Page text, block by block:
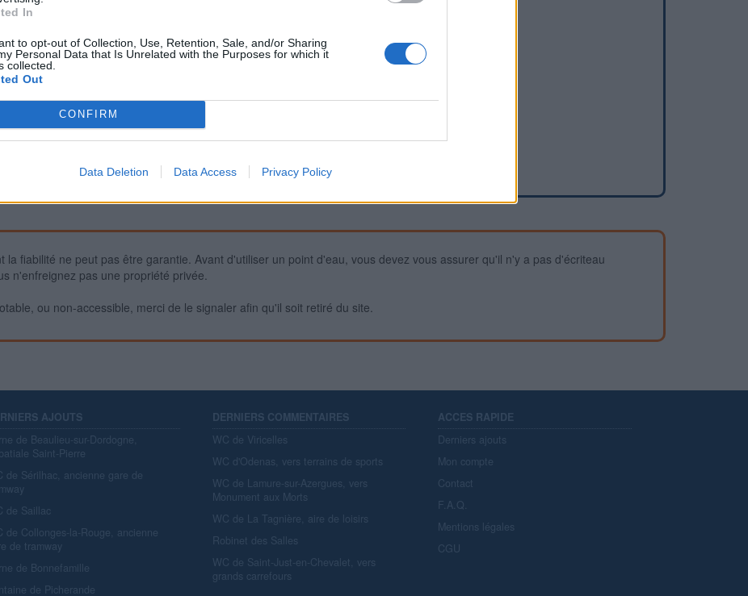
In
to opt-out of Collection, Use, Retention, Sale, and/or Sharing
Personal Data that Is Unrelated with the Purposes for which it
collected.
Out
CONFIRM
Data Deletion Data Access Privacy Policy
fiabilité ne peut pas être garantie. Avant d'utiliser un point d'eau, vous devez vous assurer qu'il n'y a pas d'écriteau
n'enfreignez pas une propriété privée.
ou non-accessible, merci de le signaler afin qu'il soit retiré du site.
AJOUTS
de Beaulieu-sur-Dordogne,
Saint-Pierre
de Sérilhac, ancienne gare de
de Saillac
de Collonges-la-Rouge, ancienne
de tramway
de Bonnefamille
de Picherande
DERNIERS COMMENTAIRES
WC de Viricelles
WC d'Odenas, vers terrains de sports
WC de Lamure-sur-Azergues, vers
Monument aux Morts
WC de La Tagnière, aire de loisirs
Robinet des Salles
WC de Saint-Just-en-Chevalet, vers
grands carrefours
ACCES RAPIDE
Derniers ajouts
Mon compte
Contact
F.A.Q.
Mentions légales
CGU